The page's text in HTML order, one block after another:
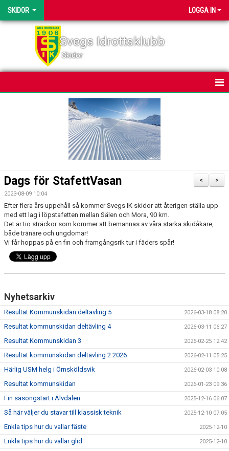
SKIDOR LOGGA IN
Svegs Idrottsklubb
Skidor
DOKUMENT
SVEGSSKIDAN
KONTAKT
TÄVLINGAR
>
<
Dags för StafettVasan
2023-08-09 10:04
Efter flera års uppehåll så kommer Svegs IK skidor att återigen ställa upp
med ett lag i löpstafetten mellan Sälen och Mora, 90 km.
Det är tio sträckor som kommer att bemannas av våra starka skidåkare,
både tränare och ungdomar!
Vi får hoppas på en fin och framgångsrik tur i fäders spår!
Nyhetsarkiv
Resultat Kommunskidan deltävling 5 2026-03-18 08:20
Resultat kommunskidan deltävling 4 2026-03-11 06:27
Resultat Kommunskidan 3 2026-02-25 12:42
Resultat kommunskidan deltävling 2 2026 2026-02-11 05:25
Härlig USM helg i Örnsköldsvik 2026-02-03 10:08
Resultat kommunskidan 2026-01-23 09:36
Fin säsongstart i Älvdalen 2025-12-16 06:07
Så här väljer du stavar till klassisk teknik 2025-12-10 07:05
Enkla tips hur du vallar fäste 2025-12-10
Enkla tips hur du vallar glid 2025-12-10